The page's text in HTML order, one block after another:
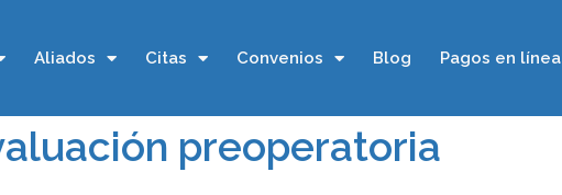
Aliados Citas Convenios Blog Pagos en línea
preoperatoria